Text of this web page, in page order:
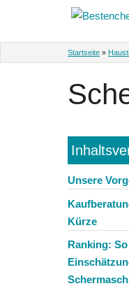
Startseite »
Unsere
Kürze
Ranking: